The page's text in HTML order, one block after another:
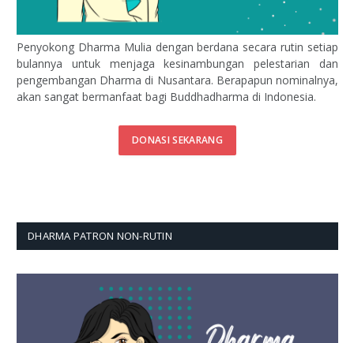
Penyokong Dharma Mulia dengan berdana secara rutin setiap
bulannya untuk menjaga kesinambungan pelestarian dan
pengembangan Dharma di Nusantara. Berapapun nominalnya,
akan sangat bermanfaat bagi Buddhadharma di Indonesia.
DONASI SEKARANG
DHARMA PATRON NON-RUTIN